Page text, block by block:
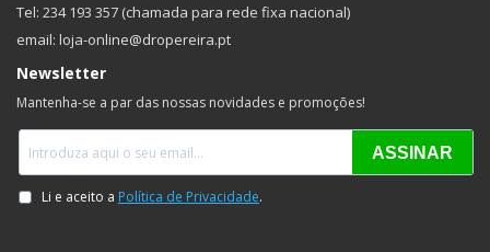
Tel: 234 193 357 (chamada para rede fixa nacional)
email: loja-online@dropereira.pt
Newsletter
Mantenha-se a par das nossas novidades e promoções!